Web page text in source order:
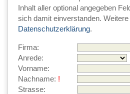
Inhalt aller optional angegeben
sich damit einverstanden.
Datenschutzerklärung.
Firma:
Anrede:
Vorname:
Nachname: !
Strasse: